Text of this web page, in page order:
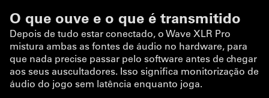
O que ouve e o que é transmitido
Depois de tudo estar conectado, o Wave XLR Pro
mistura ambas as fontes de áudio no hardware, para
que nada precise passar pelo software antes de chegar
aos seus auscultadores. Isso significa monitorização de
áudio do jogo sem latência enquanto joga.